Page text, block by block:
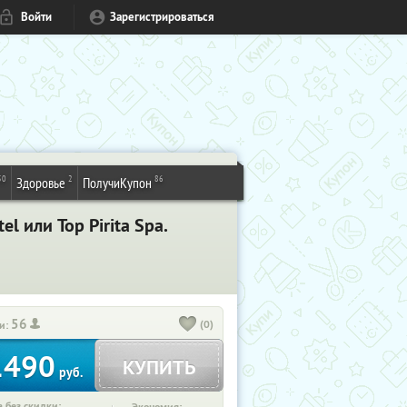
Войти Зарегистрироваться
Здоровье 2 ПолучиКупон 86
или Top Pirita Spa.
56 (0)
руб. КУПИТЬ